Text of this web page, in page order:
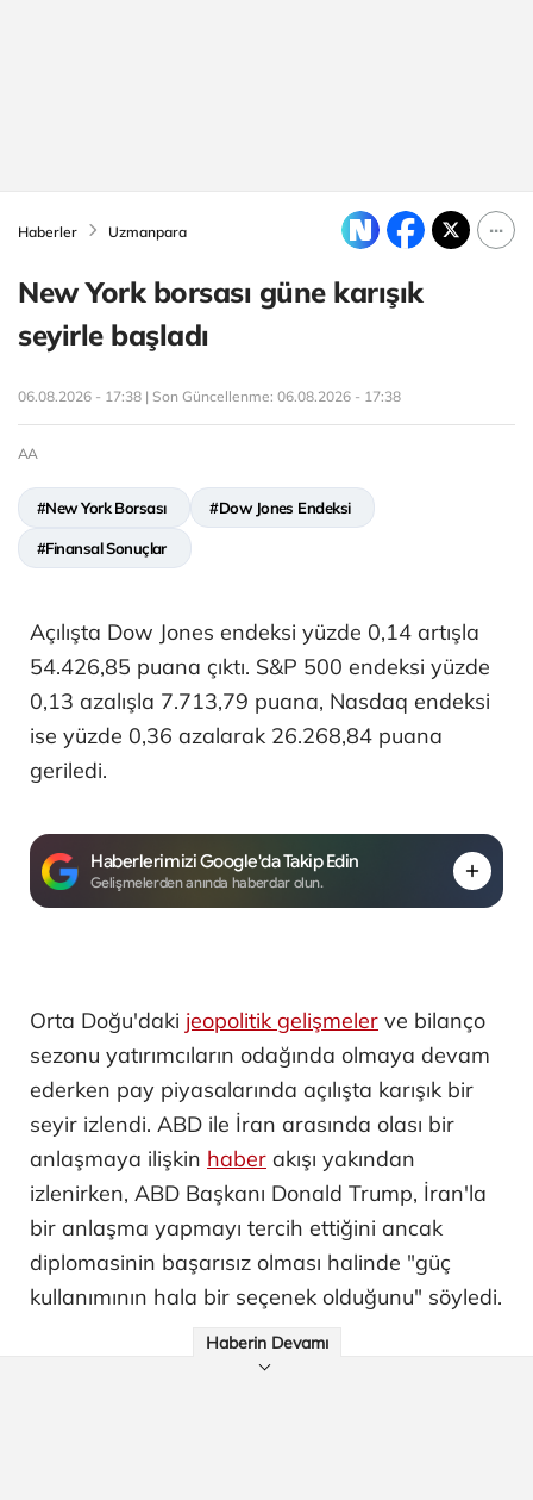
Haberler Uzmanpara
New York borsası güne karışık
seyirle başladı
06.08.2026 - 17:38 | Son Güncellenme: 06.08.2026 - 17:38
AA
#New York Borsası #Dow Jones Endeksi
#Finansal Sonuçlar
Açılışta Dow Jones endeksi yüzde 0,14 artışla
54.426,85 puana çıktı. S&P 500 endeksi yüzde
0,13 azalışla 7.713,79 puana, Nasdaq endeksi
ise yüzde 0,36 azalarak 26.268,84 puana
geriledi.
Haberlerimizi Google'da Takip Edin
Gelişmelerden anında haberdar olun.
Orta Doğu'daki jeopolitik gelişmeler ve bilanço
sezonu yatırımcıların odağında olmaya devam
ederken pay piyasalarında açılışta karışık bir
seyir izlendi. ABD ile İran arasında olası bir
anlaşmaya ilişkin haber akışı yakından
izlenirken, ABD Başkanı Donald Trump, İran'la
bir anlaşma yapmayı tercih ettiğini ancak
diplomasinin başarısız olması halinde "güç
kullanımının hala bir seçenek olduğunu" söyledi.
Haberin Devamı